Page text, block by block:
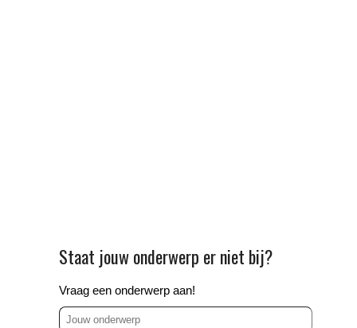
Staat jouw onderwerp er niet bij?
Vraag een onderwerp aan!